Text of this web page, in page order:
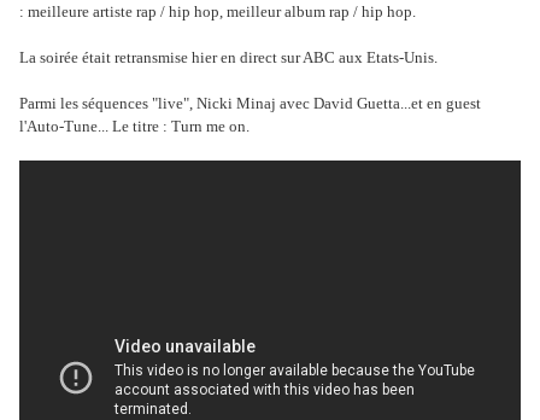
: meilleure artiste rap / hip hop, meilleur album rap / hip hop.
La soirée était retransmise hier en direct sur ABC aux Etats-Unis.
Parmi les séquences "live", Nicki Minaj avec David Guetta...et en guest
l'Auto-Tune... Le titre : Turn me on.